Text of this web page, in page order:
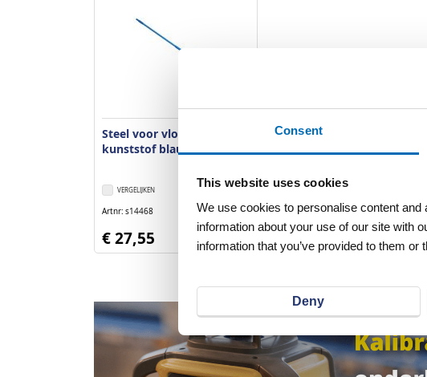
Consent
This website uses cookies
We use cookies to personalise content
information about your use of our site with
information that you’ve provided to them
Deny
Steel voor vloertrekker
kunststof blauw
VERGELIJKEN
Artnr s14468 excl. btw
€ 27,55